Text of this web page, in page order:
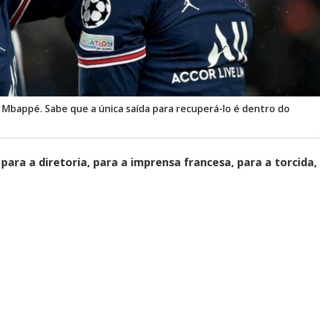
Sabe que a única saída para recuperá-lo é dentro do
a diretoria, para a imprensa francesa, para a torcida,